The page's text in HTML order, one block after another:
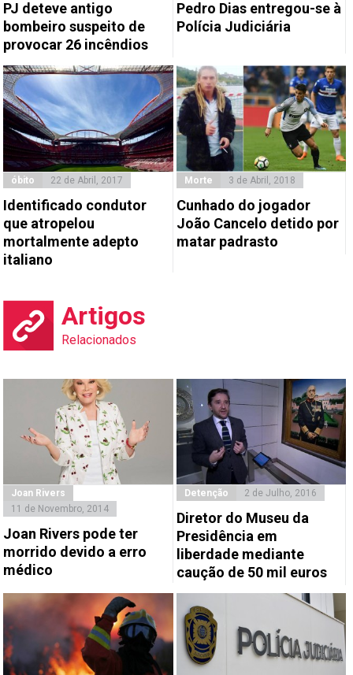
PJ deteve antigo
bombeiro suspeito de
provocar 26 incêndios
Pedro Dias entregou-se à
Polícia Judiciária
óbito 22 de Abril, 2017
Identificado condutor
que atropelou
mortalmente adepto
italiano
Morte 3 de Abril, 2018
Cunhado do jogador
João Cancelo detido por
matar padrasto
Artigos
Relacionados
Joan Rivers
11 de Novembro, 2014
Joan Rivers pode ter
morrido devido a erro
médico
Detenção 2 de Julho, 2016
Diretor do Museu da
Presidência em
liberdade mediante
caução de 50 mil euros